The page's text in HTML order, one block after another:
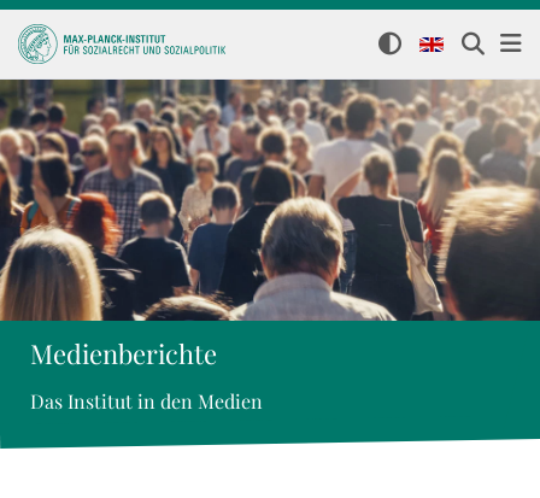
Medienberichte
Das Institut in den Medien